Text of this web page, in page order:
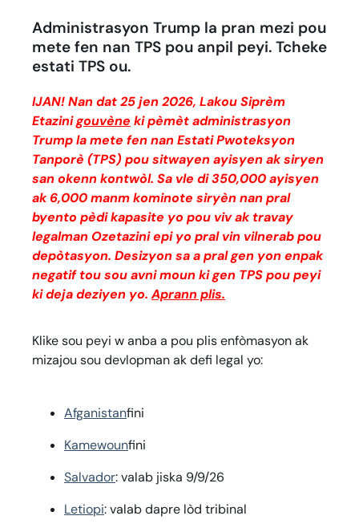
Administrasyon Trump la pran mezi pou
mete fen nan TPS pou anpil peyi. Tcheke
estati TPS ou.
IJAN! Nan dat 25 jen 2026, Lakou Siprèm
Etazinigouvène ki pèmèt administrasyon
Trump la mete fen nan Estati Pwoteksyon
Tanporè (TPS) pou sitwayen ayisyen ak siryen
san okenn kontwòl. Sa vle di 350,000 ayisyen
ak 6,000 manm kominote siryèn nan pral
byento pèdi kapasite yo pou viv ak travay
legalman Ozetazini epi yo pral vin vilnerab pou
depòtasyon. Desizyon sa a pral gen yon enpak
negatif tou sou avni moun ki gen TPS pou peyi
ki deja deziyen yo.Aprann plis.
Klike sou peyi w anba a pou plis enfòmasyon ak
mizajou sou devlopman ak defi legal yo:
Afganistanfini
Kamewounfini
Salvador: valab jiska 9/9/26
Letiopi: valab dapre lòd tribinal